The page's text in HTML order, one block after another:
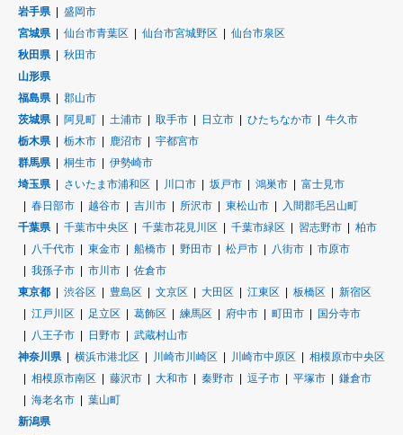
岩手県
盛岡市
宮城県
仙台市青葉区 仙台市宮城野区
仙台市泉区
秋田県
秋田市
山形県
福島県
郡山市
茨城県
阿見町 土浦市 取手市 日立市 ひたちなか市
牛久市
栃木県
栃木市 鹿沼市
宇都宮市
群馬県
桐生市
伊勢崎市
埼玉県
さいたま市浦和区 川口市 坂戸市 鴻巣市
富士見市
春日部市
越谷市 吉川市 所沢市 東松山市
入間郡毛呂山町
千葉県
千葉市中央区 千葉市花見川区 千葉市緑区 習志野市
柏市
八千代市
東金市 船橋市 野田市 松戸市 八街市
市原市
我孫子市
市川市
佐倉市
東京都
渋谷区 豊島区 文京区 大田区 江東区 板橋区
新宿区
江戸川区
足立区 葛飾区 練馬区 府中市 町田市
国分寺市
八王子市
日野市
武蔵村山市
神奈川県
横浜市港北区 川崎市川崎区 川崎市中原区
相模原市中央区
相模原市南区
藤沢市 大和市 秦野市 逗子市 平塚市
鎌倉市
海老名市
葉山町
新潟県